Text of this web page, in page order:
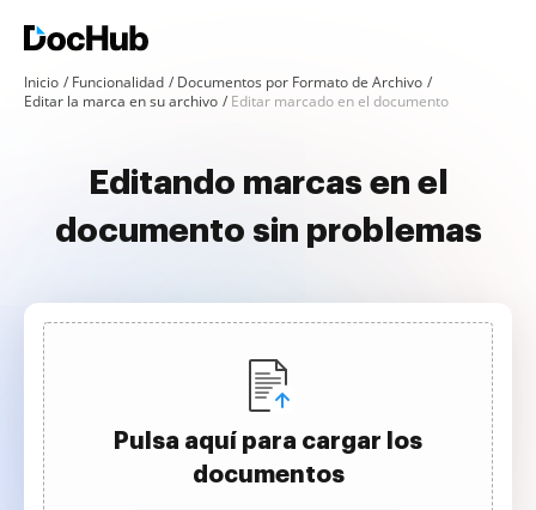
Inicio Funcionalidad
Documentos por Formato de Archivo
Editar la marca en su archivo
Editar marcado en el documento
Editando marcas en el
documento sin problemas
Pulsa aquí para cargar los
documentos